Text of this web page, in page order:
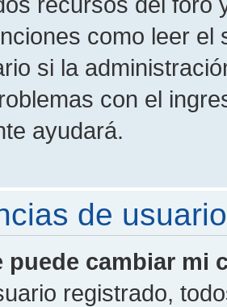
como leer el
si la
con el
ayudará.
de
puede cambiar mi
registrado,